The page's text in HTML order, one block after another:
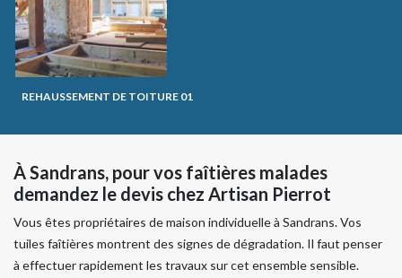
REHAUSSEMENT DE TOITURE 01
À Sandrans, pour vos faîtières malades
demandez le devis chez Artisan Pierrot
Vous êtes propriétaires de maison individuelle à Sandrans. Vos
tuiles faîtières montrent des signes de dégradation. Il faut penser
à effectuer rapidement les travaux sur cet ensemble sensible.